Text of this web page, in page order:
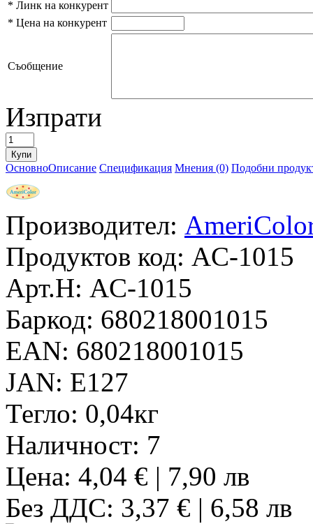
* Линк на конкурент
* Цена на конкурент
Съобщение
Изпрати
ОсновноОписание Спецификация Мнения (0) Подобни
Производител:
Продуктов код: AC-1015
Арт.Н: AC-1015
Баркод: 680218001015
EAN: 680218001015
JAN: E127
Тегло: 0,04кг
Наличност: 7
Цена: 4,04 € | 7,90 лв
Без ДДС: 3,37 € | 6,58 лв